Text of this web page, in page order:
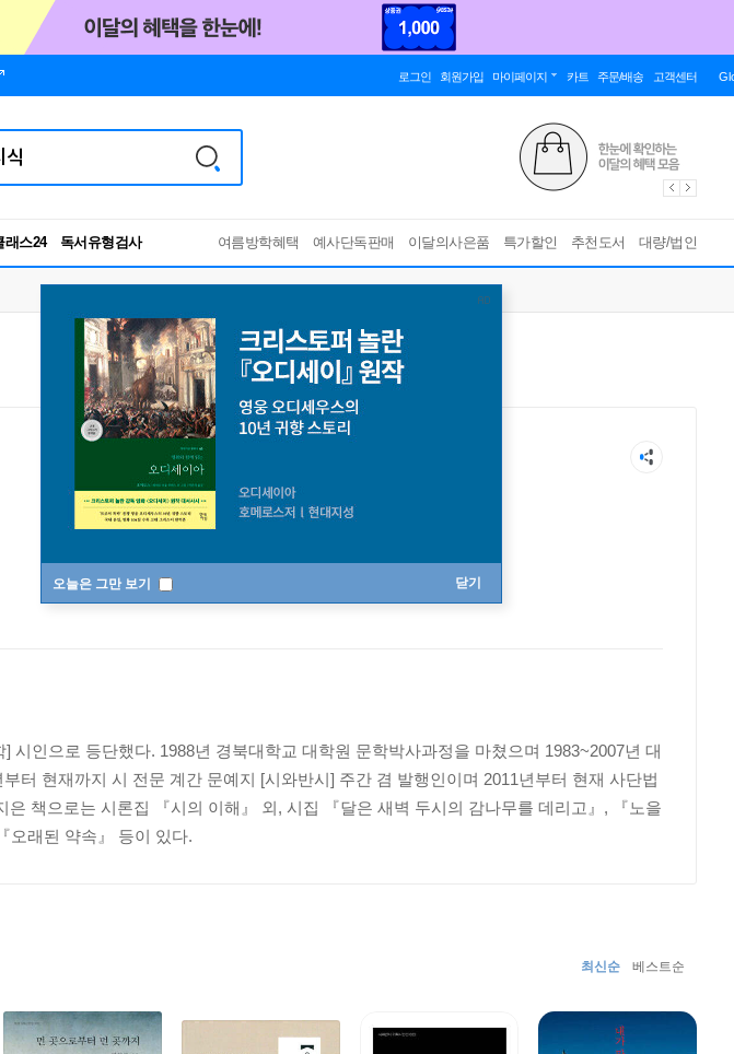
로그인 회원가입 마이페이지 카트 주문/배송 고객센터
래스24
독서유형검사
여름방학혜택 예사단독판매 이달의사은품 특가할인 추천도서 대량/법인
오늘은 그만 보기 닫기
시인으로 등단했다. 1988년 경북대학교 대학원 문학박사과정을 마쳤으며 1983~2007년 대
터 현재까지 시 전문 계간 문예지 [시와반시] 주간 겸 발행인이며 2011년부터 현재 사단법
책으로는 시론집 『시의 이해』 외, 시집 『달은 새벽 두시의 감나무를 데리고』, 『노을
오래된 약속』 등이 있다.
최신순 베스트순